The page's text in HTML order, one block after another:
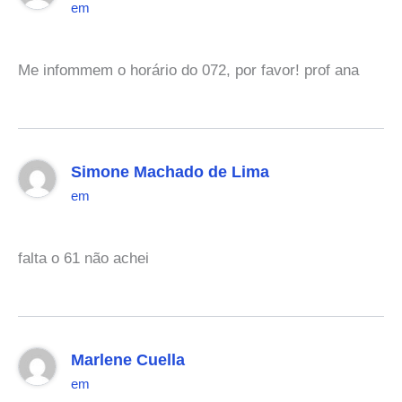
em
Me infommem o horário do 072, por favor! prof ana
Simone Machado de Lima
em
falta o 61 não achei
Marlene Cuella
em